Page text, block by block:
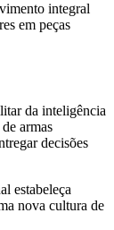
integral
em peças
da inteligência
armas
decisões
estabeleça
nova cultura de